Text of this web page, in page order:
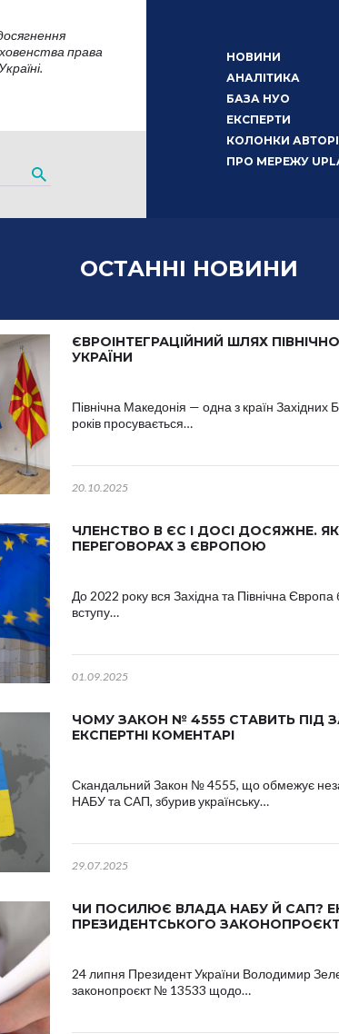
права
НОВИНИ
АНАЛІТИКА
БАЗА НУО
ЕКСПЕРТИ
КОЛОНКИ
ПРО МЕРЕЖУ
ОСТАННІ НОВИНИ
ЄВРОІНТЕГРАЦІЙНИЙ ШЛЯХ
УКРАЇНИ
Північна Македонія — одна з країн Західних
років просувається…
20.10.2025
ЧЛЕНСТВО В ЄС І ДОСІ ДОСЯЖНЕ. ЯК
ПЕРЕГОВОРАХ З ЄВРОПОЮ
До 2022 року вся Західна та Північна
вступу…
01.09.2025
ЧОМУ ЗАКОН № 4555 СТАВИТЬ ПІД
ЕКСПЕРТНІ КОМЕНТАРІ
Скандальний Закон № 4555, що обмежує
НАБУ та САП, збурив українську…
29.07.2025
ЧИ ПОСИЛЮЄ ВЛАДА НАБУ Й САП?
ПРЕЗИДЕНТСЬКОГО
24 липня Президент України Володимир
законопроєкт № 13533 щодо…